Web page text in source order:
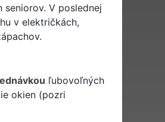
V poslednej
v električkách,
ľubovoľných
okien (pozri